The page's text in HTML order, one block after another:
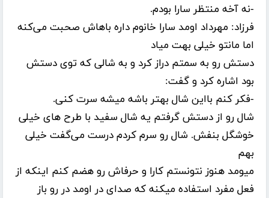
-نه آخه منتظر سارا بودم.
فرزاد: مهرداد اومد سارا خانوم داره باهاش صحبت می‌کنه
اما مانتو خیلی بهت میاد
دستش رو به سمتم دراز کرد و به شالی که توی دستش
بود اشاره کرد و گفت:
-فکر کنم بااین شال بهتر باشه میشه سرت کنی.
شال رو از دستش گرفتم یه شال سفید با طرح های خیلی
خوشگل بنفش. شال رو سرم کردم درست می‌گفت خیلی
بهم
میومد هنوز نتونستم کارا و حرفاش رو هضم کنم اینکه از
فعل مفرد استفاده میکنه که صدای در اومد در رو باز